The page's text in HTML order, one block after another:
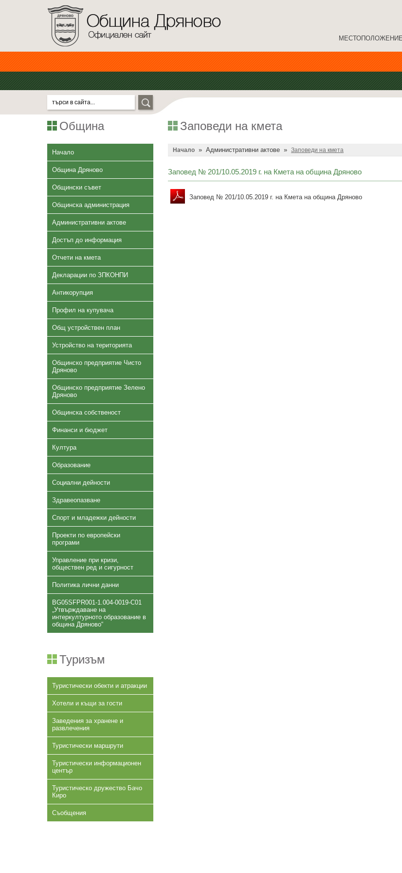
МЕСТОПОЛОЖЕНИЕ
Община
Начало
Община Дряново
Общински съвет
Общинска администрация
Административни актове
Достъп до информация
Отчети на кмета
Декларации по ЗПКОНПИ
Антикорупция
Профил на купувача
Общ устройствен план
Устройство на територията
Общинско предприятие Чисто
Дряново
Общинско предприятие Зелено
Дряново
Общинска собственост
Финанси и бюджет
Култура
Образование
Социални дейности
Здравеопазване
Спорт и младежки дейности
Проекти по европейски
програми
Управление при кризи,
обществен ред и сигурност
Политика лични данни
BG05SFPR001-1.004-0019-C01
„Утвърждаване на
интеркултурното образование в
община Дряново“
Туризъм
Туристически обекти и атракции
Хотели и къщи за гости
Заведения за хранене и
развлечения
Туристически маршрути
Туристически информационен
център
Туристическо дружество Бачо
Киро
Съобщения
Заповеди на кмета
Начало » Административни актове » Заповеди на кмета
Заповед № 201/10.05.2019 г. на Кмета на община Дряново
Заповед № 201/10.05.2019 г. на Кмета на община Дряново